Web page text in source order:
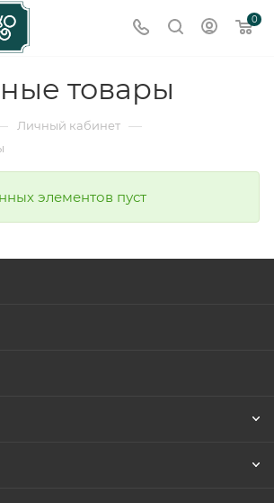
0
товары
Личный кабинет —
элементов пуст